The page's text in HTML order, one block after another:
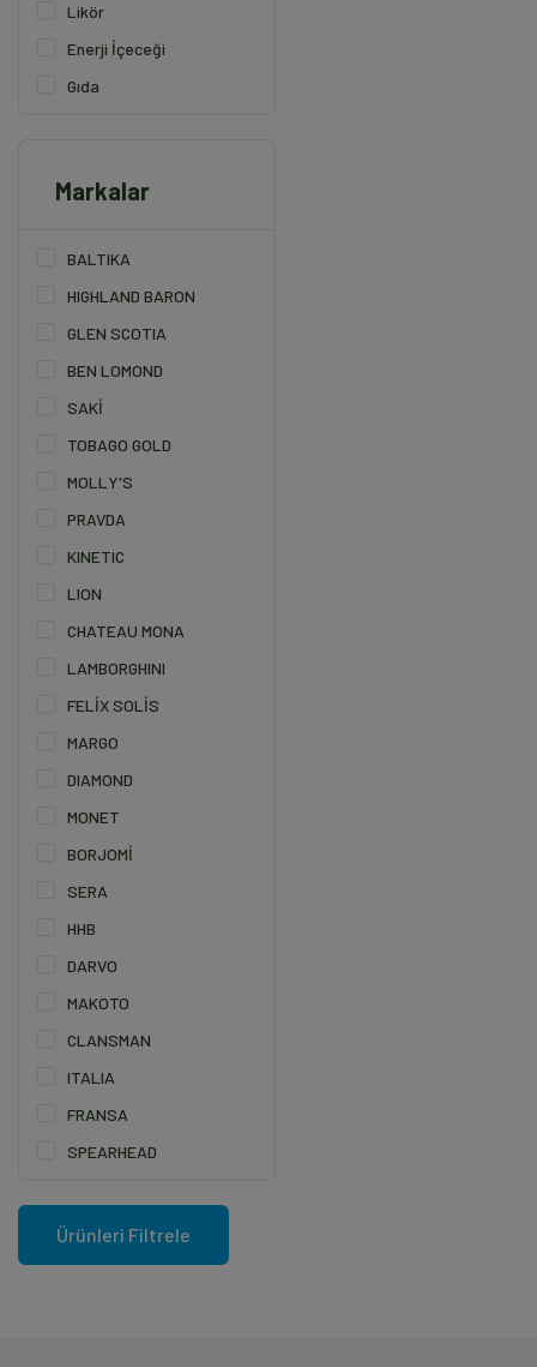
Likör
Enerji İçeceği
Gıda
Markalar
BALTIKA
HIGHLAND BARON
GLEN SCOTIA
BEN LOMOND
SAKİ
TOBAGO GOLD
MOLLY'S
PRAVDA
KINETIC
LION
CHATEAU MONA
LAMBORGHINI
FELİX SOLİS
MARGO
DIAMOND
MONET
BORJOMİ
SERA
HHB
DARVO
MAKOTO
CLANSMAN
ITALIA
FRANSA
SPEARHEAD